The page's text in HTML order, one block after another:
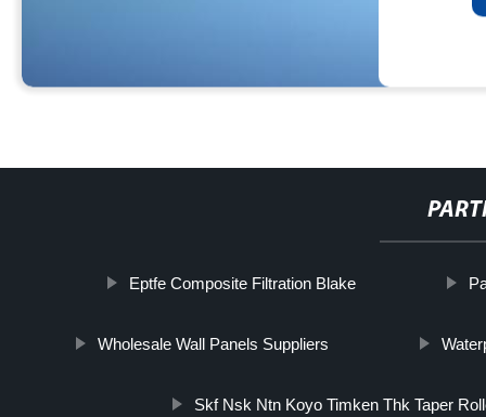
Eptfe Composite Filtration Blake
Wholesale Wall Panels Suppliers
Skf Nsk Ntn Koyo Timken Thk Taper